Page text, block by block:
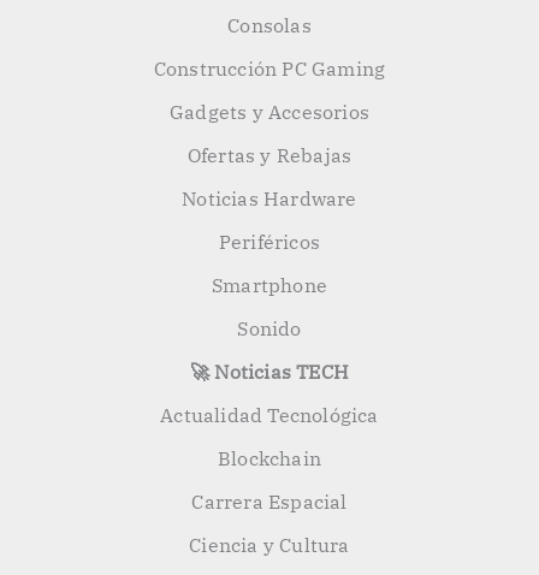
Consolas
Construcción PC Gaming
Gadgets y Accesorios
Ofertas y Rebajas
Noticias Hardware
Periféricos
Smartphone
Sonido
🚀 Noticias TECH
Actualidad Tecnológica
Blockchain
Carrera Espacial
Ciencia y Cultura